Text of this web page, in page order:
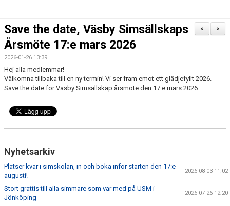
TRIATHLON
>
<
Save the date, Väsby Simsällskaps
Årsmöte 17:e mars 2026
2026-01-26 13:39
Hej alla medlemmar!
Välkomna tillbaka till en ny termin! Vi ser fram emot ett glädjefyllt 2026.
Save the date för Väsby Simsällskap årsmöte den 17:e mars 2026.
Nyhetsarkiv
Platser kvar i simskolan, in och boka inför starten den 17:e
augusti!
2026-08-03 11:02
Stort grattis till alla simmare som var med på USM i
Jönköping
2026-07-26 12:20